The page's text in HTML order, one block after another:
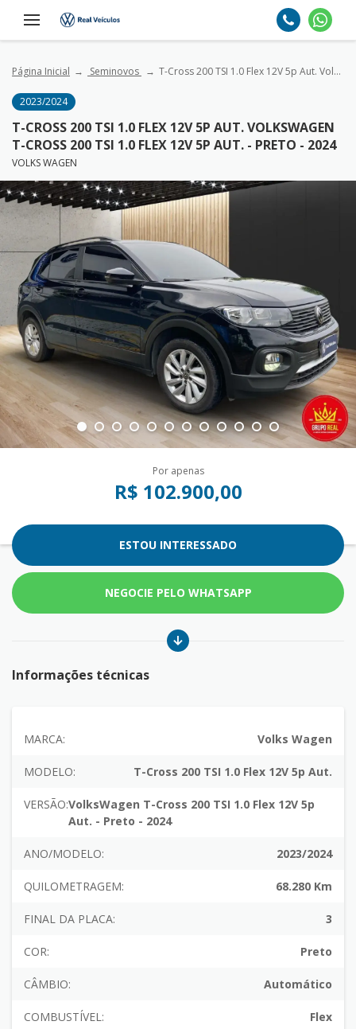
Página Inicial Seminovos T-Cross 200 TSI 1.0 Flex 12V 5p Aut. VolksWagen T-Cross 200 TSI 1.0 Flex 12V 5p Aut. - Preto - 2024
2023/2024
T-CROSS 200 TSI 1.0 FLEX 12V 5P AUT. VOLKSWAGEN
T-CROSS 200 TSI 1.0 FLEX 12V 5P AUT. - PRETO - 2024
VOLKS WAGEN
Por apenas
R$ 102.900,00
ESTOU INTERESSADO
NEGOCIE PELO WHATSAPP
Informações técnicas
MARCA: Volks Wagen
MODELO: T-Cross 200 TSI 1.0 Flex 12V 5p Aut.
VERSÃO:VolksWagen T-Cross 200 TSI 1.0 Flex 12V 5p
Aut. - Preto - 2024
ANO/MODELO: 2023/2024
QUILOMETRAGEM: 68.280 Km
FINAL DA PLACA: 3
COR: Preto
CÂMBIO: Automático
COMBUSTÍVEL: Flex